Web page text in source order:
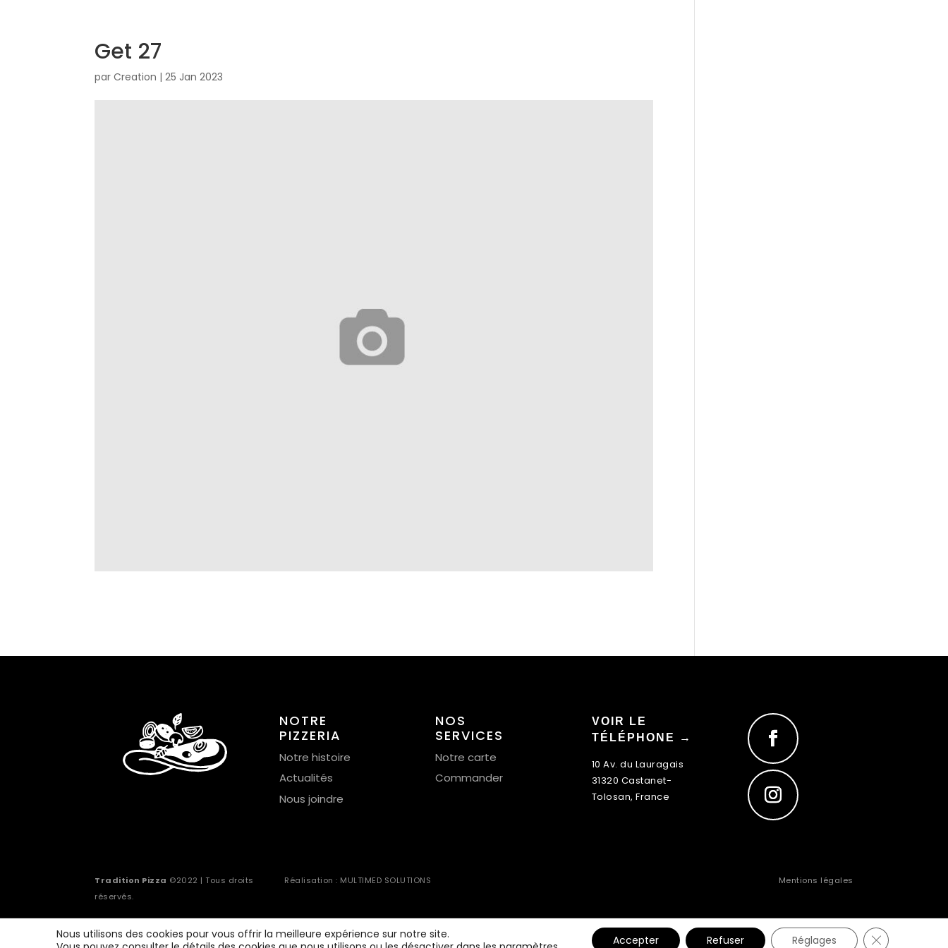
Get 27
parCreation |25 Jan 2023
NOTRE
PIZZERIA
Notre histoire
Actualités
Nous joindre
NOS
SERVICES
Notre carte
Commander
VOIR LE
TÉLÉPHONE →
10 Av. du Lauragais
31320 Castanet-
Tolosan, France
Tradition Pizza ©2022 | Tous droits
réservés.
Réalisation : MULTIMED SOLUTIONS Mentions légales
Nous utilisons des cookies pour vous offrir la meilleure expérience sur notre site.
Accepter Refuser Réglages Fermer la